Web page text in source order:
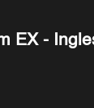
EX -